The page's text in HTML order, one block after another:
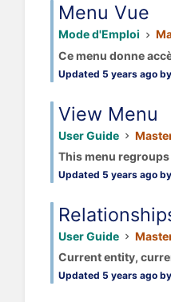
Menu Vue
Mode d'Emploi
Ce menu donne
Updated 5 years ago
View Menu
User Guide
This menu
Updated 5 years ago
User Guide
Current entity,
Updated 5 years ago